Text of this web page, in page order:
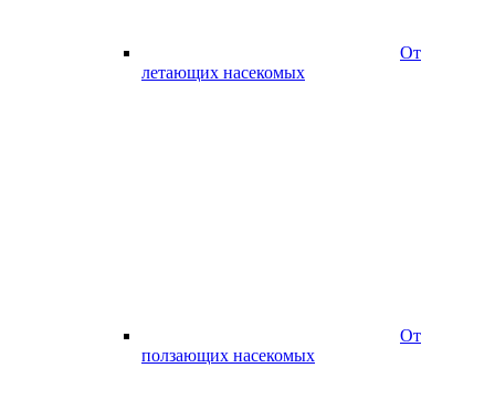
От
летающих насекомых
От
ползающих насекомых